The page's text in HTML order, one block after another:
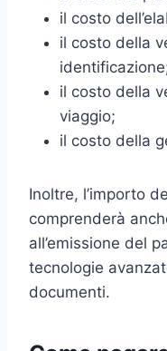
il costo
il costo della
il costo della
viaggio;
il costo della
Inoltre, l’importo
comprenderà
all’emissione del
tecnologie
documenti.